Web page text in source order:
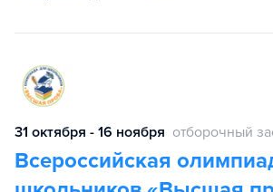
31 октября - 16 ноября отборочный
Всероссийская